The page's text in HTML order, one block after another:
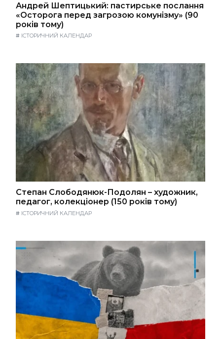
Андрей Шептицький: пастирське послання
«Осторога перед загрозою комунізму» (90
років тому)
# ІСТОРИЧНИЙ КАЛЕНДАР
Степан Слободянюк-Подолян – художник,
педагог, колекціонер (150 років тому)
# ІСТОРИЧНИЙ КАЛЕНДАР